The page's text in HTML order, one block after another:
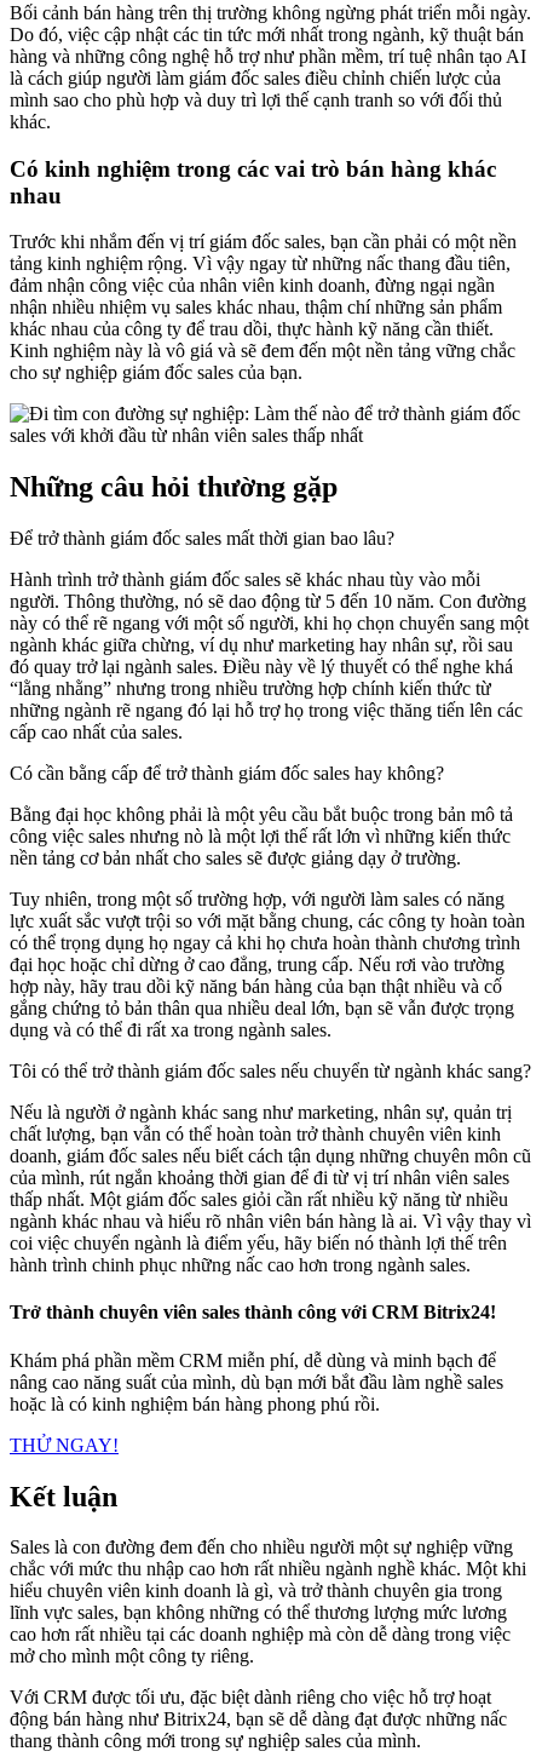
Bối cảnh bán hàng trên thị trường không ngừng phát triển mỗi ngày.
Do đó, việc cập nhật các tin tức mới nhất trong ngành, kỹ thuật bán
hàng và những công nghệ hỗ trợ như phần mềm, trí tuệ nhân tạo AI
là cách giúp người làm giám đốc sales điều chỉnh chiến lược của
mình sao cho phù hợp và duy trì lợi thế cạnh tranh so với đối thủ
khác.
Có kinh nghiệm trong các vai trò bán hàng khác
nhau
Trước khi nhắm đến vị trí giám đốc sales, bạn cần phải có một nền
tảng kinh nghiệm rộng. Vì vậy ngay từ những nấc thang đầu tiên,
đảm nhận công việc của nhân viên kinh doanh, đừng ngại ngần
nhận nhiều nhiệm vụ sales khác nhau, thậm chí những sản phẩm
khác nhau của công ty để trau dồi, thực hành kỹ năng cần thiết.
Kinh nghiệm này là vô giá và sẽ đem đến một nền tảng vững chắc
cho sự nghiệp giám đốc sales của bạn.
Những câu hỏi thường gặp
Để trở thành giám đốc sales mất thời gian bao lâu?
Hành trình trở thành giám đốc sales sẽ khác nhau tùy vào mỗi
người. Thông thường, nó sẽ dao động từ 5 đến 10 năm. Con đường
này có thể rẽ ngang với một số người, khi họ chọn chuyển sang một
ngành khác giữa chừng, ví dụ như marketing hay nhân sự, rồi sau
đó quay trở lại ngành sales. Điều này về lý thuyết có thể nghe khá
“lằng nhằng” nhưng trong nhiều trường hợp chính kiến thức từ
những ngành rẽ ngang đó lại hỗ trợ họ trong việc thăng tiến lên các
cấp cao nhất của sales.
Có cần bằng cấp để trở thành giám đốc sales hay không?
Bằng đại học không phải là một yêu cầu bắt buộc trong bản mô tả
công việc sales nhưng nò là một lợi thế rất lớn vì những kiến thức
nền tảng cơ bản nhất cho sales sẽ được giảng dạy ở trường.
Tuy nhiên, trong một số trường hợp, với người làm sales có năng
lực xuất sắc vượt trội so với mặt bằng chung, các công ty hoàn toàn
có thể trọng dụng họ ngay cả khi họ chưa hoàn thành chương trình
đại học hoặc chỉ dừng ở cao đẳng, trung cấp. Nếu rơi vào trường
hợp này, hãy trau dồi kỹ năng bán hàng của bạn thật nhiều và cố
gắng chứng tỏ bản thân qua nhiều deal lớn, bạn sẽ vẫn được trọng
dụng và có thể đi rất xa trong ngành sales.
Tôi có thể trở thành giám đốc sales nếu chuyển từ ngành khác sang?
Nếu là người ở ngành khác sang như marketing, nhân sự, quản trị
chất lượng, bạn vẫn có thể hoàn toàn trở thành chuyên viên kinh
doanh, giám đốc sales nếu biết cách tận dụng những chuyên môn cũ
của mình, rút ngắn khoảng thời gian để đi từ vị trí nhân viên sales
thấp nhất. Một giám đốc sales giỏi cần rất nhiều kỹ năng từ nhiều
ngành khác nhau và hiểu rõ nhân viên bán hàng là ai. Vì vậy thay vì
coi việc chuyển ngành là điểm yếu, hãy biến nó thành lợi thế trên
hành trình chinh phục những nấc cao hơn trong ngành sales.
Trở thành chuyên viên sales thành công với CRM Bitrix24!
Khám phá phần mềm CRM miễn phí, dễ dùng và minh bạch để
nâng cao năng suất của mình, dù bạn mới bắt đầu làm nghề sales
hoặc là có kinh nghiệm bán hàng phong phú rồi.
THỬ NGAY!
Kết luận
Sales là con đường đem đến cho nhiều người một sự nghiệp vững
chắc với mức thu nhập cao hơn rất nhiều ngành nghề khác. Một khi
hiểu chuyên viên kinh doanh là gì, và trở thành chuyên gia trong
lĩnh vực sales, bạn không những có thể thương lượng mức lương
cao hơn rất nhiều tại các doanh nghiệp mà còn dễ dàng trong việc
mở cho mình một công ty riêng.
Với CRM được tối ưu, đặc biệt dành riêng cho việc hỗ trợ hoạt
động bán hàng như Bitrix24, bạn sẽ dễ dàng đạt được những nấc
thang thành công mới trong sự nghiệp sales của mình.